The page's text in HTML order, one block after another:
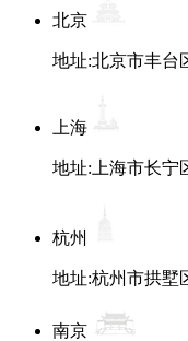
北京
地址:北京市丰台
上海
地址:上海市长宁
杭州
地址:杭州市拱墅
南京